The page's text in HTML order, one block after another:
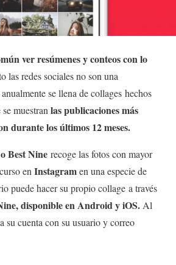
ver resúmenes y conteos con lo
las redes sociales no son una
anualmente se llena de collages hechos
muestran las publicaciones más
durante los últimos 12 meses.
Best Nine recoge las fotos con mayor
en Instagramen una especie de
puede hacer su propio collage a través
disponible en Android y iOS. Al
su cuenta con su usuario y correo